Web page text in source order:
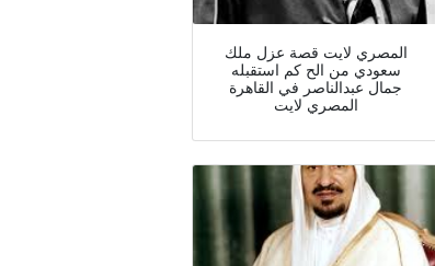
المصري لايت قصة عزل ملك
سعودي من الح كم استقبله
جمال عبدالناصر في القاهرة
المصري لايت